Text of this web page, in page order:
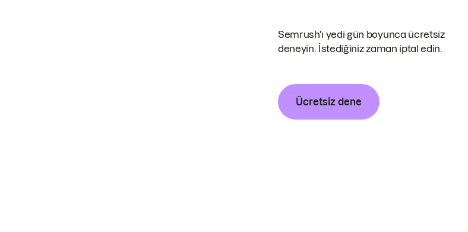
Semrush'ı yedi gün boyunca ücretsiz
deneyin. İstediğiniz zaman iptal edin.
Ücretsiz dene